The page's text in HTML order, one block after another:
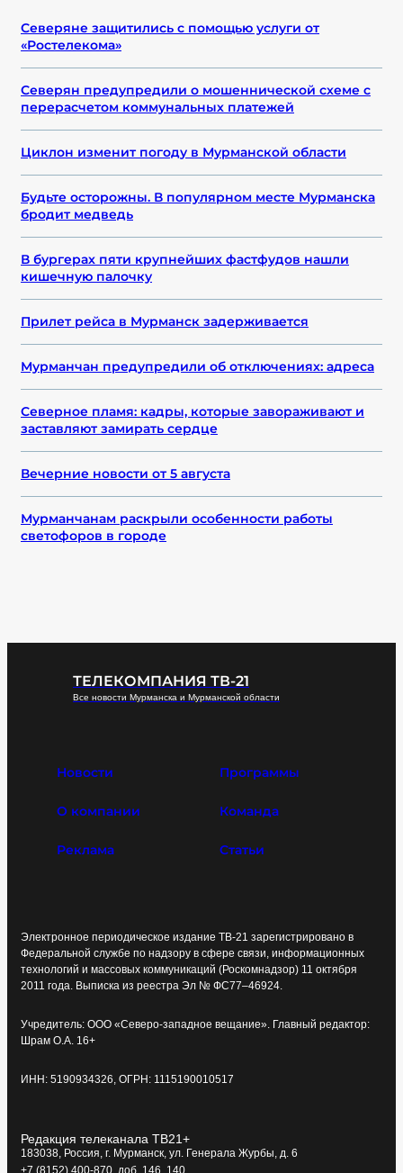
Северяне защитились с помощью услуги от
«Ростелекома»
Северян предупредили о мошеннической схеме с
перерасчетом коммунальных платежей
Циклон изменит погоду в Мурманской области
Будьте осторожны. В популярном месте Мурманска
бродит медведь
В бургерах пяти крупнейших фастфудов нашли
кишечную палочку
Прилет рейса в Мурманск задерживается
Мурманчан предупредили об отключениях: адреса
Северное пламя: кадры, которые завораживают и
заставляют замирать сердце
Вечерние новости от 5 августа
Мурманчанам раскрыли особенности работы
светофоров в городе
ТЕЛЕКОМПАНИЯ ТВ-21
Все новости Мурманска и Мурманской области
Новости Программы
О компании Команда
Реклама Статьи
Электронное периодическое издание ТВ-21 зарегистрировано в
Федеральной службе по надзору в сфере связи, информационных
технологий и массовых коммуникаций (Роскомнадзор) 11 октября
2011 года. Выписка из реестра Эл № ФС77–46924.
Учредитель: ООО «Северо-западное вещание». Главный редактор:
Шрам О.А. 16+
ИНН: 5190934326, ОГРН: 1115190010517
Редакция телеканала ТВ21+
183038, Россия, г. Мурманск, ул. Генерала Журбы, д. 6
+7 (8152) 400-870, доб. 146, 140